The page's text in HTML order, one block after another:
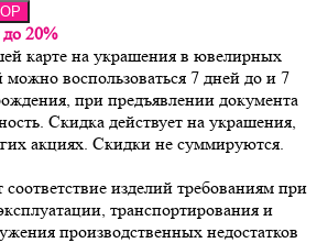
20%
карте на украшения в ювелирных
воспользоваться 7 дней до и 7
при предъявлении документа
Скидка действует на украшения,
акциях. Скидки не суммируются.
изделий требованиям при
транспортирования и
производственных недостатков